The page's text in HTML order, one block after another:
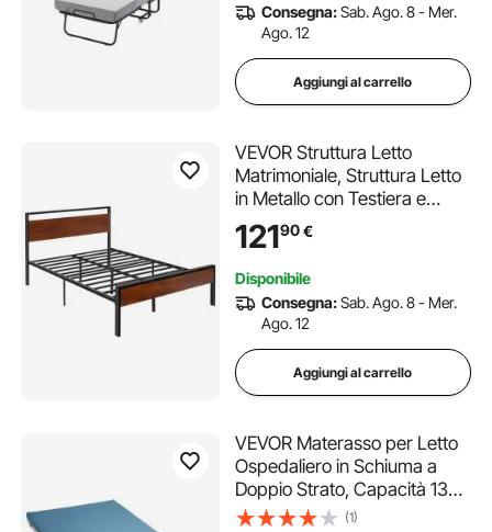
Consegna:Sab. Ago. 8 - Mer.
Ago. 12
Aggiungi al carrello
VEVOR Struttura Letto
Matrimoniale, Struttura Letto
in Metallo con Testiera e
Pediera in Legno Marrone
Retrò, Ampio Spazio
Sottoletto, Antiscivolo, Non
Materasso a Molle, Capacità
454 kg
12190€
Disponibile
Consegna:Sab. Ago. 8 - Mer.
Ago. 12
Aggiungi al carrello
VEVOR Materasso per Letto
Ospedaliero in Schiuma a
Doppio Strato, Capacità 136
kg, con Ridistribuzione della
(1)